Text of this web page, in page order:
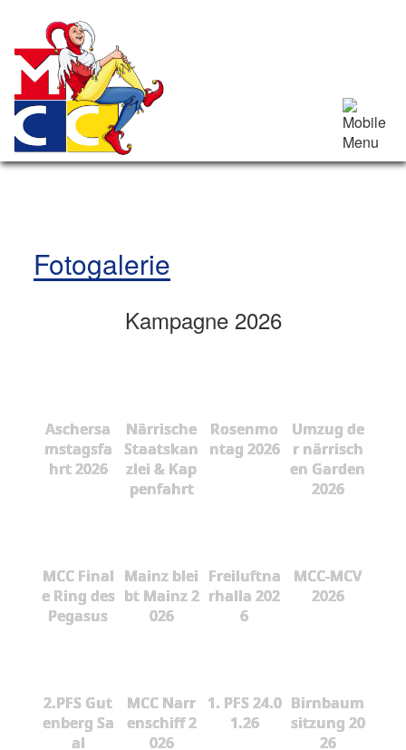
Fotogalerie
Kampagne 2026
Aschersa
mstagsfa
hrt 2026
Närrische
Staatskan
zlei & Kap
penfahrt
Rosenmo
ntag 2026
Umzug de
r närrisch
en Garden
2026
MCC Final
e Ring des
Pegasus
Mainz blei
bt Mainz 2
026
Freiluftna
rhalla 202
6
MCC-MCV
2026
2.PFS Gut
enberg Sa
al
MCC Narr
enschiff 2
026
1. PFS 24.0
1.26
Birnbaum
sitzung 20
26